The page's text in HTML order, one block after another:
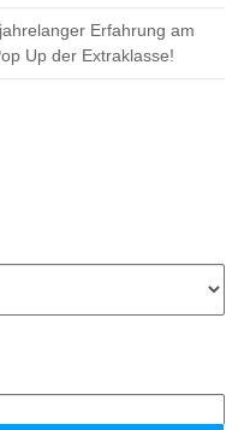
Erfahrung am
Up der Extraklasse!